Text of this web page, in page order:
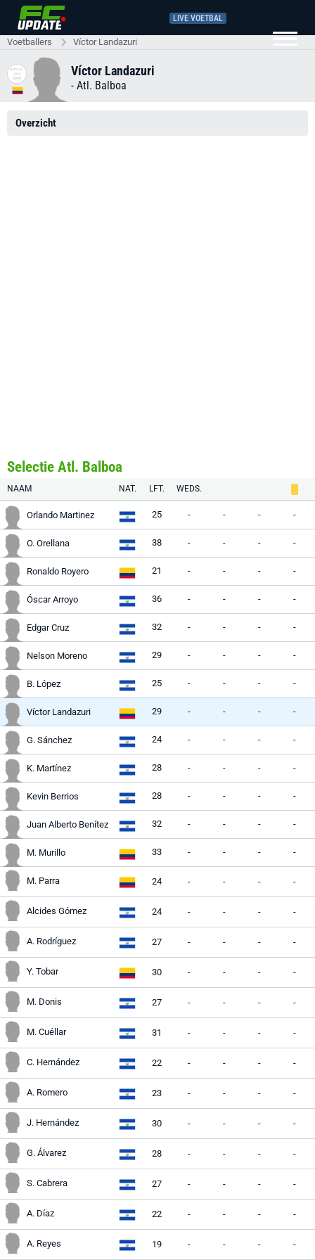
LIVE VOETBAL
Voetballers Víctor Landazuri
Víctor Landazuri
- Atl. Balboa
Overzicht
Selectie Atl. Balboa
NAAM NAT. LFT. WEDS.
Orlando Martinez 25 - - - -
O. Orellana 38 - - - -
Ronaldo Royero 21 - - - -
Óscar Arroyo 36 - - - -
Edgar Cruz 32 - - - -
Nelson Moreno 29 - - - -
B. López 25 - - - -
Víctor Landazuri 29 - - - -
G. Sánchez 24 - - - -
K. Martínez 28 - - - -
Kevin Berrios 28 - - - -
Juan Alberto Benítez 32 - - - -
M. Murillo 33 - - - -
M. Parra 24 - - - -
Alcides Gómez 24 - - - -
A. Rodríguez 27 - - - -
Y. Tobar 30 - - - -
M. Donis 27 - - - -
M. Cuéllar 31 - - - -
C. Hernández 22 - - - -
A. Romero 23 - - - -
J. Hernández 30 - - - -
G. Álvarez 28 - - - -
S. Cabrera 27 - - - -
A. Díaz 22 - - - -
A. Reyes 19 - - - -